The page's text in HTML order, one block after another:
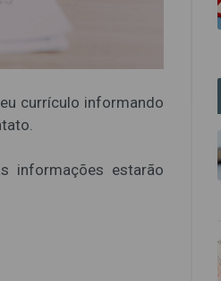
currículo informando
informações estarão